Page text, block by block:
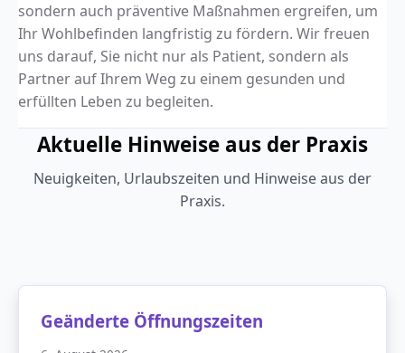
sondern auch präventive Maßnahmen ergreifen, um
Ihr Wohlbefinden langfristig zu fördern. Wir freuen
uns darauf, Sie nicht nur als Patient, sondern als
Partner auf Ihrem Weg zu einem gesunden und
erfüllten Leben zu begleiten.
Aktuelle Hinweise aus der Praxis
Neuigkeiten, Urlaubszeiten und Hinweise aus der
Praxis.
Geänderte Öffnungszeiten